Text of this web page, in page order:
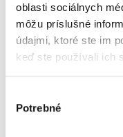
oblasti sociálnych
môžu príslušné
údajmi, ktoré ste im
keď ste používali ich
súhlasu
Potrebné
Sarah Joy Jungen,